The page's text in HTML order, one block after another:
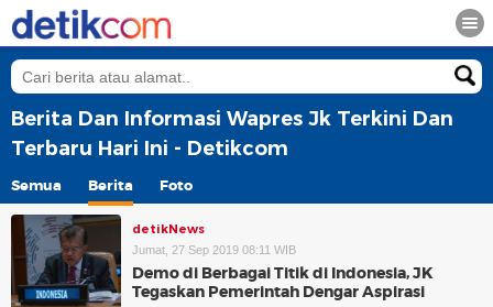
Berita Dan Informasi Wapres Jk Terkini Dan
Terbaru Hari Ini - Detikcom
Semua Berita Foto
detikNews
Jumat, 27 Sep 2019 08:11 WIB
Demo di Berbagai Titik di Indonesia, JK
Tegaskan Pemerintah Dengar Aspirasi